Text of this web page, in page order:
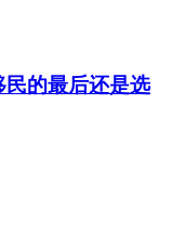
的最后还是选